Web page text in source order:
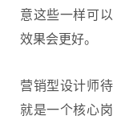
意这些一样可
效果会更好。
营销型设计师
就是一个核心